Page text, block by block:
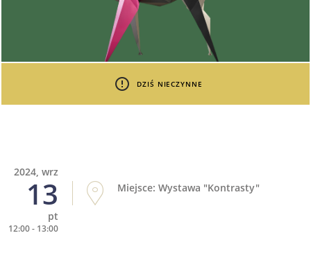
DZIŚ NIECZYNNE
2024, wrz
13
pt
12:00 - 13:00
Miejsce: Wystawa "Kontrasty"